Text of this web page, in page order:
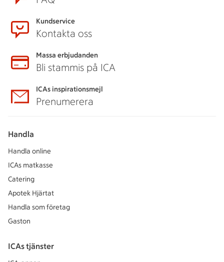
Kundservice
Kontakta oss
Massa erbjudanden
Bli stammis på ICA
ICAs inspirationsmejl
Prenumerera
Handla
Handla online
ICAs matkasse
Catering
Apotek Hjärtat
Handla som företag
Gaston
ICAs tjänster